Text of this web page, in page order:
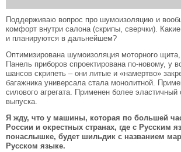
Поддерживаю вопрос про шумоизоляцию и
комфорт внутри салона (скрипы, сверчки).
и планируются в дальнейшем?
Оптимизирована шумоизоляция моторного
Панель приборов спроектирована по-новому, у
шансов скрипеть – они литые и «намертво»
багажника универсала стала монолитной.
силового агрегата. Применен более
выпуска.
Я жду, что у машины, которая по большей
России и окрестных странах, где с Русским
понаслышке, будет шильдик с названием
Русском языке.